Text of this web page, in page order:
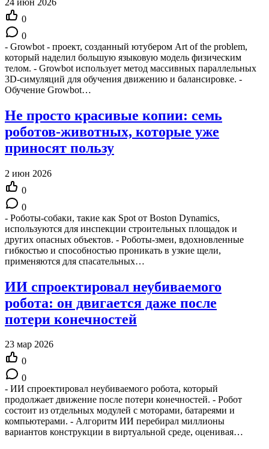
0
0
- Growbot - проект, созданный ютубером Art of the problem,
который наделил большую языковую модель физическим
телом. - Growbot использует метод массивных параллельных
3D-симуляций для обучения движению и балансировке. -
Обучение Growbot…
Не просто красивые копии: семь
роботов-животных, которые уже
приносят пользу
2 июн 2026
0
0
- Роботы-собаки, такие как Spot от Boston Dynamics,
используются для инспекции строительных площадок и
других опасных объектов. - Роботы-змеи, вдохновленные
гибкостью и способностью проникать в узкие щели,
применяются для спасательных…
ИИ спроектировал неубиваемого
робота: он двигается даже после
потери конечностей
23 мар 2026
0
0
- ИИ спроектировал неубиваемого робота, который
продолжает движение после потери конечностей. - Робот
состоит из отдельных модулей с моторами, батареями и
компьютерами. - Алгоритм ИИ перебирал миллионы
вариантов конструкции в виртуальной среде, оценивая…